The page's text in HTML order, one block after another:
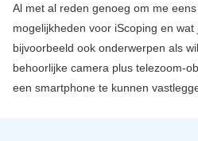
Al met al reden genoeg om me
mogelijkheden voor iScoping en
bijvoorbeeld ook onderwerpen als
behoorlijke camera plus telezoom-
een smartphone te kunnen